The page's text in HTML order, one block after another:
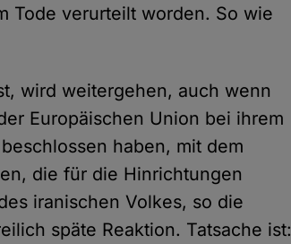
Tode verurteilt worden. So wie
wird weitergehen, auch wenn
Europäischen Union bei ihrem
haben, mit dem
die für die Hinrichtungen
iranischen Volkes, so die
späte Reaktion. Tatsache ist: